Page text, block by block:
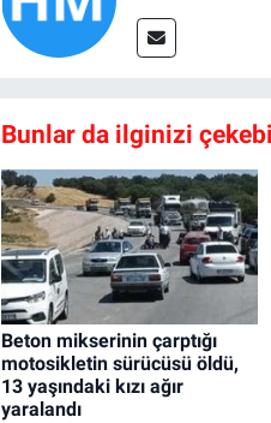
Bunlar da ilginizi
Beton mikserinin çarptığı
motosikletin sürücüsü öldü,
13 yaşındaki kızı ağır
yaralandı